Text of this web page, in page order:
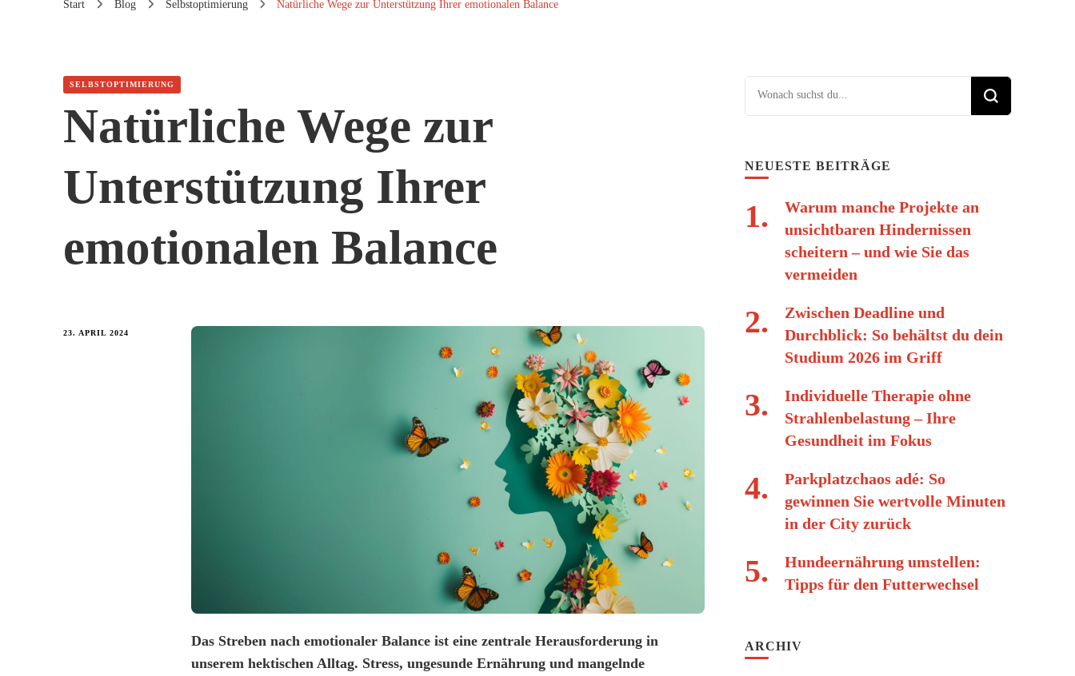
Start Blog Selbstoptimierung Natürliche Wege zur Unterstützung Ihrer emotionalen Balance
SELBSTOPTIMIERUNG
Natürliche Wege zur
Unterstützung Ihrer
emotionalen Balance
23. APRIL 2024
Das Streben nach emotionaler Balance ist eine zentrale Herausforderung in
unserem hektischen Alltag. Stress, ungesunde Ernährung und mangelnde
Suchst du nach etwas?
NEUESTE BEITRÄGE
Warum manche Projekte an
unsichtbaren Hindernissen
scheitern – und wie Sie das
vermeiden
Zwischen Deadline und
Durchblick: So behältst du dein
Studium 2026 im Griff
Individuelle Therapie ohne
Strahlenbelastung – Ihre
Gesundheit im Fokus
Parkplatzchaos adé: So
gewinnen Sie wertvolle Minuten
in der City zurück
Hundeernährung umstellen:
Tipps für den Futterwechsel
ARCHIV